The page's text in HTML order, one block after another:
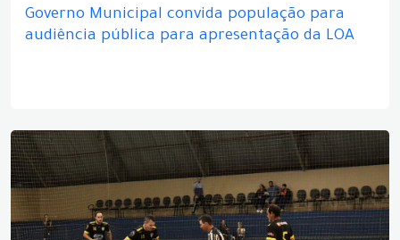
Governo Municipal convida população para
audiência pública para apresentação da LOA